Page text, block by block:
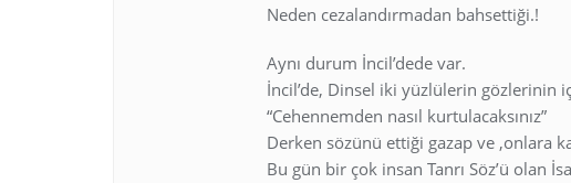
Neden cezalandırmadan bahsettiği.!
Aynı durum İncil’dede var.
İncil’de, Dinsel iki yüzlülerin gözlerinin
“Cehennemden nasıl kurtulacaksınız”
Derken sözünü ettiği gazap ve ,onlara
Bu gün bir çok insan Tanrı Söz’ü olan